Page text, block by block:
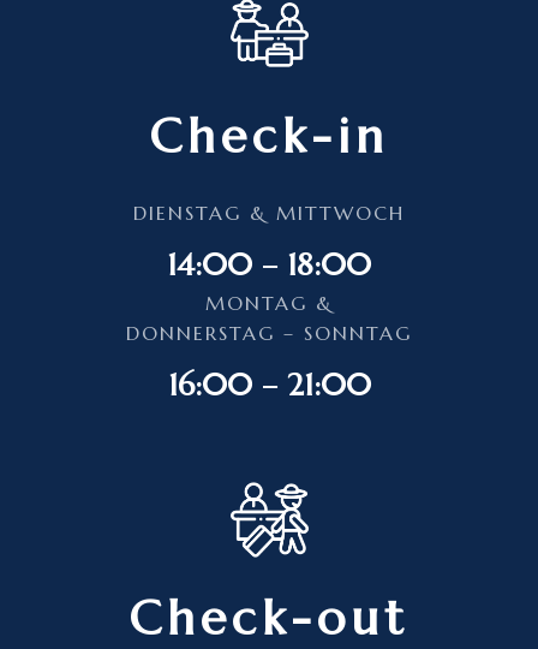
Check-in
DIENSTAG & MITTWOCH
14:00 – 18:00
MONTAG &
DONNERSTAG – SONNTAG
16:00 – 21:00
Check-out